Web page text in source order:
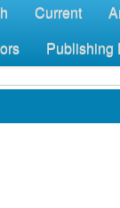
Current
Publishing